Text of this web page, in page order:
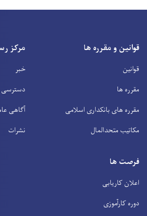
قوانین و مقرره ها
قوانین
مقرره ها
مقرره های بانکداری اسلامی
مکاتیب متحدالمال
مرکز
خبر
دسترسی
آگاهی
نشرات
فرصت ها
اعلان کاریابی
دوره کارآموزی